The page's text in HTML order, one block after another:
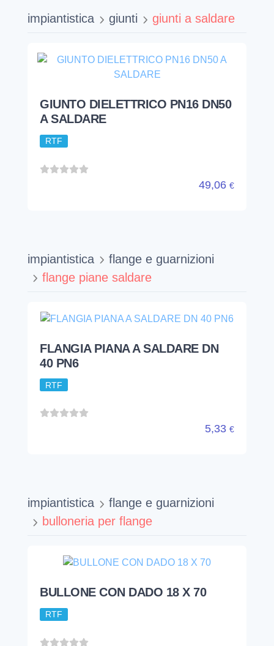
impiantistica giunti giunti a saldare
GIUNTO DIELETTRICO PN16 DN50
A SALDARE
RTF
49,06 €
impiantistica
flange e guarnizioni
flange piane saldare
FLANGIA PIANA A SALDARE DN
40 PN6
RTF
5,33 €
impiantistica
flange e guarnizioni
bulloneria per flange
BULLONE CON DADO 18 X 70
RTF